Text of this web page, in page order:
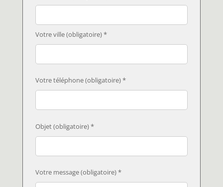
Votre ville (obligatoire) *
Votre téléphone (obligatoire) *
Objet (obligatoire) *
Votre message (obligatoire) *